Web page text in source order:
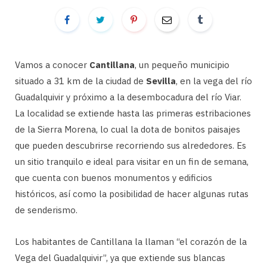
Vamos a conocer Cantillana, un pequeño municipio
situado a 31 km de la ciudad de Sevilla, en la vega del río
Guadalquivir y próximo a la desembocadura del río Viar.
La localidad se extiende hasta las primeras estribaciones
de la Sierra Morena, lo cual la dota de bonitos paisajes
que pueden descubrirse recorriendo sus alrededores. Es
un sitio tranquilo e ideal para visitar en un fin de semana,
que cuenta con buenos monumentos y edificios
históricos, así como la posibilidad de hacer algunas rutas
de senderismo.
Los habitantes de Cantillana la llaman “el corazón de la
Vega del Guadalquivir”, ya que extiende sus blancas